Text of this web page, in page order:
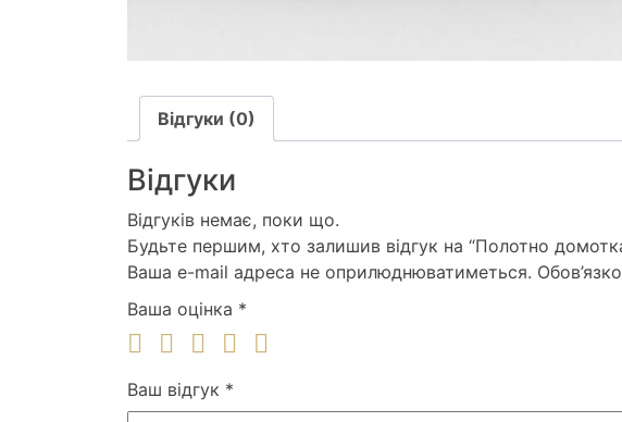
Відгуки (0)
Відгуки
Відгуків немає, поки що.
Будьте першим, хто залишив відгук на “Полотно
Ваша e-mail адреса не оприлюднюватиметься.
Ваша оцінка *
Ваш відгук *